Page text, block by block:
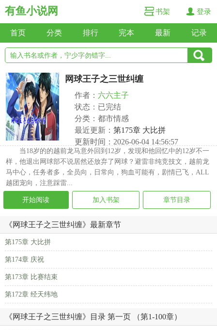
有鱼小说网 书架 登录
首页 分类 排行 完本 最新 记录
网球王子之三世纠缠
作者： 六六主子
状态：已完结
分类：都市情感
最近更新： 第175章 大比拼
更新时间：2026-06-04 14:56:57
当18岁的的越前龙马意外回到12岁，发现和他回忆中的12岁不一
样，他退出网球部不说居然还放弃了网球？避雷非纯竞技文，越前龙
马中心，任务者多，全员向，日常向，狗血可能有，剧情已飞，ALL
越团宠向，注意踩雷...
开始阅读 加入书架 章节目录
《网球王子之三世纠缠》最新章节
第175章 大比拼
第174章 庆祝
第173章 比赛结束
第172章 经天纬地
《网球王子之三世纠缠》目录 第一页 （第1-100章）